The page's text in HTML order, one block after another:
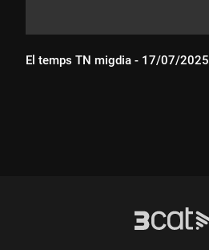
El temps TN migdia - 17/07/2025